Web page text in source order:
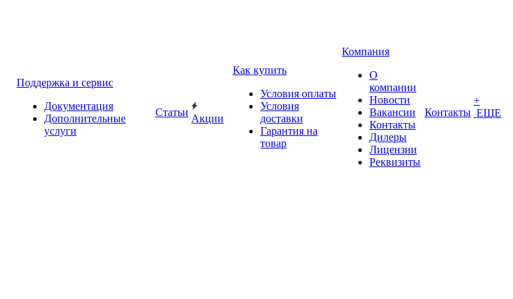
Поддержка и сервис
Документация
Дополнительные
услуги
Статьи
Акции
Как купить
Условия оплаты
Условия
доставки
Гарантия на
товар
Компания
О
компании
Новости
Вакансии
Контакты
Дилеры
Лицензии
Реквизиты
Контакты
+
ЕЩЕ